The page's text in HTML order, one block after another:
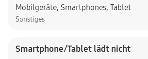
Mobilgeräte, Smartphones, Tablet
Sonstiges
Smartphone/Tablet lädt nicht